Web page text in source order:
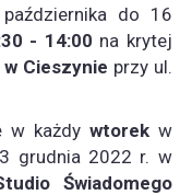
do 16
- 14:00 na krytej
Cieszynie przy ul.
w każdy wtorekw
grudnia 2022 r. w
Świadomego